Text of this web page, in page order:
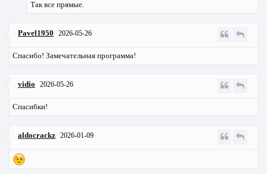
Так все прямые.
Pavel1950 2026-05-26
Спасибо! Замечательная программа!
vidio 2026-05-26
Спасибки!
aldocrackz 2026-01-09